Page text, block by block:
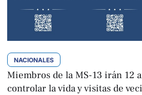
NACIONALES
Miembros de la MS-13 irán 12
controlar la vida y visitas de